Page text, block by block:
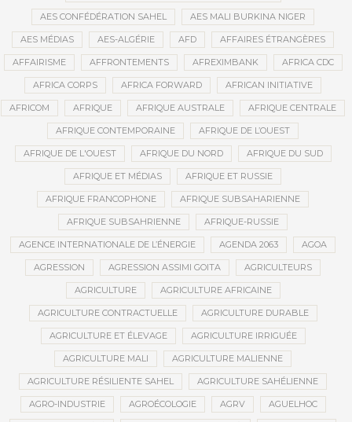
AES CONFÉDÉRATION SAHEL AES MALI BURKINA NIGER
AES MÉDIAS AES-ALGÉRIE AFD AFFAIRES ÉTRANGÈRES
AFFAIRISME AFFRONTEMENTS AFREXIMBANK AFRICA CDC
AFRICA CORPS AFRICA FORWARD AFRICAN INITIATIVE
AFRICOM AFRIQUE AFRIQUE AUSTRALE AFRIQUE CENTRALE
AFRIQUE CONTEMPORAINE AFRIQUE DE L’OUEST
AFRIQUE DE L'OUEST AFRIQUE DU NORD AFRIQUE DU SUD
AFRIQUE ET MÉDIAS AFRIQUE ET RUSSIE
AFRIQUE FRANCOPHONE AFRIQUE SUBSAHARIENNE
AFRIQUE SUBSAHRIENNE AFRIQUE-RUSSIE
AGENCE INTERNATIONALE DE L’ÉNERGIE AGENDA 2063 AGOA
AGRESSION AGRESSION ASSIMI GOITA AGRICULTEURS
AGRICULTURE AGRICULTURE AFRICAINE
AGRICULTURE CONTRACTUELLE AGRICULTURE DURABLE
AGRICULTURE ET ÉLEVAGE AGRICULTURE IRRIGUÉE
AGRICULTURE MALI AGRICULTURE MALIENNE
AGRICULTURE RÉSILIENTE SAHEL AGRICULTURE SAHÉLIENNE
AGRO-INDUSTRIE AGROÉCOLOGIE AGRV AGUELHOC